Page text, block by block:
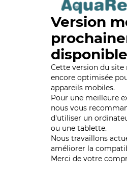
Version
disponible
Cette version du site
encore optimisée
appareils mobiles.
Pour une meilleure
nous vous
d'utiliser un
ou une tablette.
Nous travaillons
améliorer la
Merci de votre